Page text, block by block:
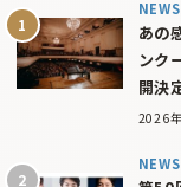
NEWS
あの
ンク
開決
2026
NEWS